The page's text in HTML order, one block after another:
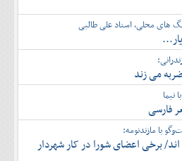
های محلی، استاد علی طالبی
می زند
فارسی
با مازندنومه:
اند/ برخی اعضای شورا در کار شهردار